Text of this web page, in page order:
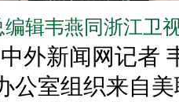
辑韦燕同浙江卫
外新闻网记者
公室组织来自